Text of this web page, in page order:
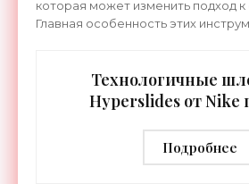
которая может изменить подход к
Главная особенность этих
Технологичные
Hyperslides от Nike
тренировки -
Подробнее